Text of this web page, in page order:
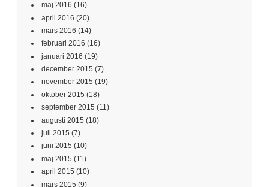
maj 2016 (16)
april 2016 (20)
mars 2016 (14)
februari 2016 (16)
januari 2016 (19)
december 2015 (7)
november 2015 (19)
oktober 2015 (18)
september 2015 (11)
augusti 2015 (18)
juli 2015 (7)
juni 2015 (10)
maj 2015 (11)
april 2015 (10)
mars 2015 (9)